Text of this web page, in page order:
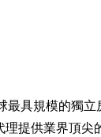
具規模的獨立
提供業界頂尖